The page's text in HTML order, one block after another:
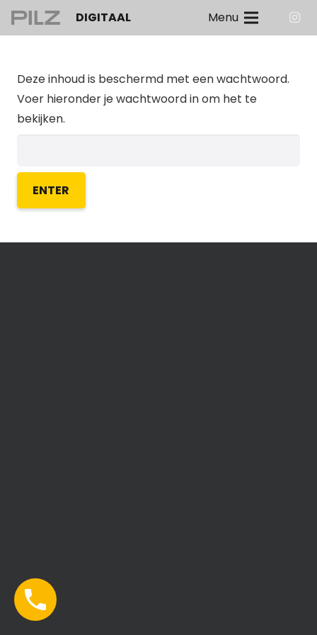
DIGITAAL Menu
Deze inhoud is beschermd met een wachtwoord.
Voer hieronder je wachtwoord in om het te
bekijken.